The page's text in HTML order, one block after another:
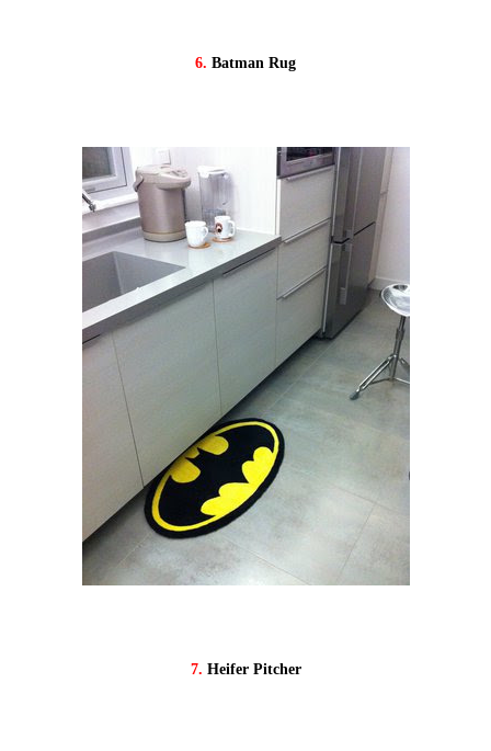
6. Batman Rug
7. Heifer Pitcher